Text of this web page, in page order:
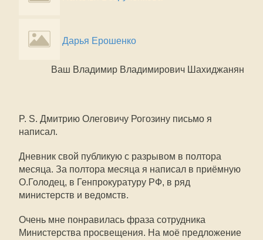
Дарья Ерошенко
Ваш Владимир Владимирович Шахиджанян
P. S. Дмитрию Олеговичу Рогозину письмо я
написал.
Дневник свой публикую с разрывом в полтора
месяца. За полтора месяца я написал в приёмную
О.Голодец, в Генпрокуратуру РФ, в ряд
министерств и ведомств.
Очень мне понравилась фраза сотрудника
Министерства просвещения. На моё предложение